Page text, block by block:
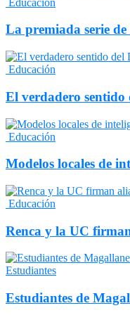
La premiada serie
Educación
El verdadero sentido
Educación
Modelos locales de
Educación
Renca y la UC
Estudiantes
Estudiantes de